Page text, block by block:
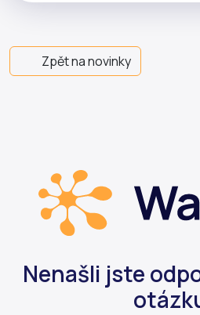
Zpět na novinky
Nenašli jste